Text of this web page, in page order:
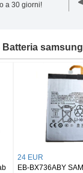
a 30 giorni!
samsung
Samsung